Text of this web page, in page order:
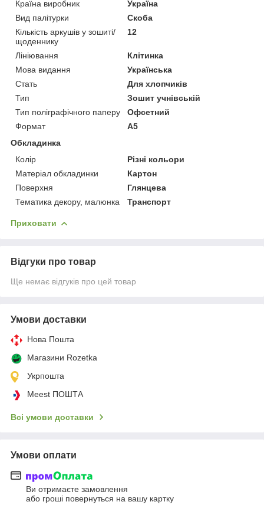
Країна виробник
Україна
Вид палітурки
Скоба
Кількість аркушів у зошиті/
щоденнику
12
Лініювання
Клітинка
Мова видання
Українська
Стать
Для хлопчиків
Тип
Зошит учнівській
Тип поліграфічного паперу
Офсетний
Формат
A5
Обкладинка
Колір
Різні кольори
Матеріал обкладинки
Картон
Поверхня
Глянцева
Тематика декору, малюнка
Транспорт
Приховати
Відгуки про товар
Ще немає відгуків про цей товар
Умови доставки
Нова Пошта
Магазини Rozetka
Укрпошта
Meest ПОШТА
Всі умови доставки
Умови оплати
Ви отримаєте замовлення
або гроші повернуться на вашу картку